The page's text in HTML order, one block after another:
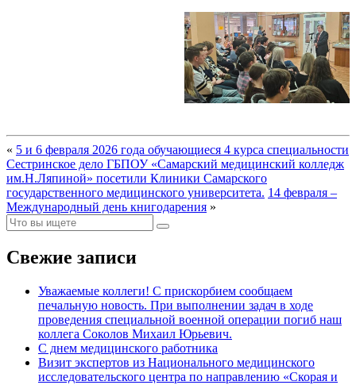
« 5 и 6 февраля 2026 года обучающиеся 4 курса специальности
Сестринское дело ГБПОУ «Самарский медицинский колледж
им.Н.Ляпиной» посетили Клиники Самарского
государственного медицинского университета. 14 февраля –
Международный день книгодарения »
Свежие записи
Уважаемые коллеги! С прискорбием сообщаем
печальную новость. При выполнении задач в ходе
проведения специальной военной операции погиб наш
коллега Соколов Михаил Юрьевич.
С днем медицинского работника
Визит экспертов из Национального медицинского
исследовательского центра по направлению «Скорая и